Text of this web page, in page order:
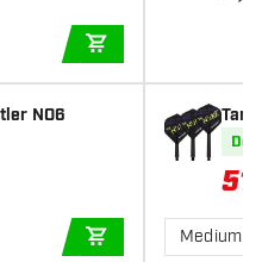
NO6
DODAJ DO
51
Medium